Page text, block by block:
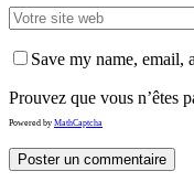
Save my name, email,
Prouvez que vous n’êtes
Powered by MathCaptcha